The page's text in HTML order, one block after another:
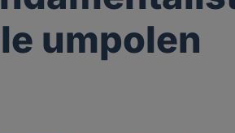
umpolen